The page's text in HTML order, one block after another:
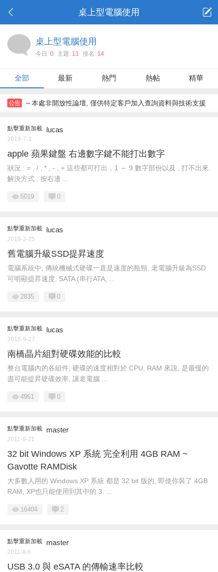
桌上型電腦使用
桌上型電腦使用
今日: 0 主題: 11 排名: 14
全部 最新 熱門 熱帖 精華
公告 ～本處非開放性論壇, 僅供特定客戶加入查詢資料與技術支援
點擊重新加載 lucas
2018-7-3
apple 蘋果鍵盤 右邊數字鍵不能打出數字
狀況 : = , / , * , - , + 這些都可打出，1 ～ 9 數字部份以及 . 打不出來.
解決方式 : 按右邊 ...
5019 0
點擊重新加載 lucas
2018-2-25
舊電腦升級SSD提昇速度
電腦系統中, 傳統機械式硬碟一直是速度的瓶頸. 老電腦升級為SSD
可明顯提昇速度. SATA (串行ATA, ...
2835 0
點擊重新加載 lucas
2016-9-27
南橋晶片組對硬碟效能的比較
整台電腦內的各組件, 硬碟的速度相對於 CPU, RAM 來說, 是最慢的.
盡可能提昇硬碟效率, 讓老電腦 ...
4961 0
點擊重新加載 master
2011-8-21
32 bit Windows XP 系統 完全利用 4GB RAM ~
Gavotte RAMDisk
大多數人用的 Windows XP 系統 都是 32 bit 版的, 即使你裝了 4GB
RAM, XP也只能使用到其中的 3. ...
16404 2
點擊重新加載 master
2011-8-6
USB 3.0 與 eSATA 的傳輸速率比較